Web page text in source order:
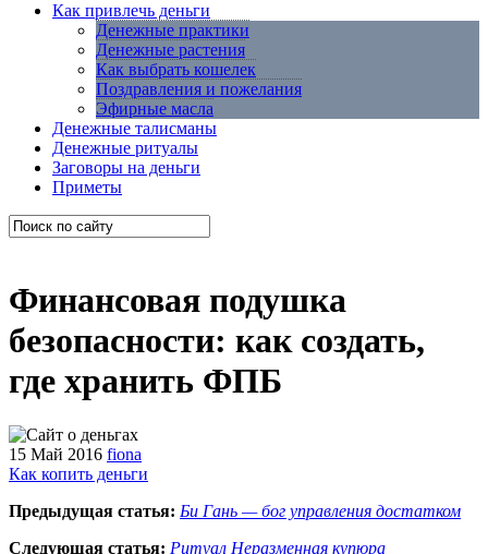
Как привлечь деньги
Денежные практики
Денежные растения
Как выбрать кошелек
Поздравления и пожелания
Эфирные масла
Денежные талисманы
Денежные ритуалы
Заговоры на деньги
Приметы
Финансовая подушка
безопасности: как создать,
где хранить ФПБ
15 Май 2016 fiona
Как копить деньги
Предыдущая статья: Би Гань — бог управления достатком
Следующая статья: Ритуал Неразменная купюра